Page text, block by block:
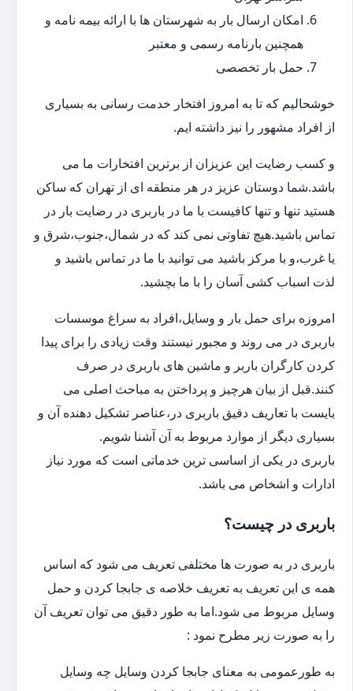
امکان ارسال بار به شهرستان ها با ارائه بیمه نامه و
همچنین بارنامه رسمی و معتبر
حمل بار تخصصی
خوشحالیم که تا به امروز افتخار خدمت رسانی به بسیاری
از افراد مشهور را نیز داشته ایم.
و کسب رضایت این عزیزان از برترین افتخارات ما می
باشد.شما دوستان عزیز در هر منطقه ای از تهران که ساکن
هستید تنها و تنها کافیست با ما در باربری در رضایت بار در
تماس باشید.هیچ تفاوتی نمی کند که در شمال،جنوب،شرق و
یا غرب،و با مرکز باشید می توانید با ما در تماس باشید و
لذت اسباب کشی آسان را با ما بچشید.
امروزه برای حمل بار و وسایل،افراد به سراغ موسسات
باربری در می روند و مجبور نیستند وقت زیادی را برای پیدا
کردن کارگران باربر و ماشین های باربری در صرف
کنند.قبل از بیان هرچیز و پرداختن به مباحث اصلی می
بایست با تعاریف دقیق باربری در،عناصر تشکیل دهنده آن و
بسیاری دیگر از موارد مربوط به آن آشنا شویم.
باربری در یکی از اساسی ترین خدماتی است که مورد نیاز
ادارات و اشخاص می باشد.
باربری در چیست؟
باربری در به صورت ها مختلفی تعریف می شود که اساس
همه ی این تعریف به تعریف خلاصه ی جابجا کردن و حمل
وسایل مربوط می شود.اما به طور دقیق می توان تعریف آن
را به صورت زیر مطرح نمود :
به طورعمومی به معنای جابجا کردن وسایل چه وسایل